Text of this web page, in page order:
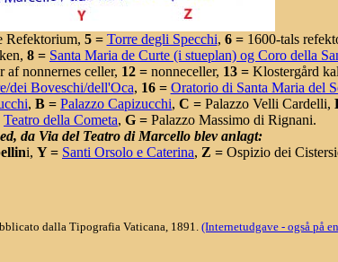
Refektorium, 5 = Torre degli Specchi, 6 =1600-tals
8 = Santa Maria de Curte (i stueplan) og Coro della
af nonnernes celler, 12 = nonneceller, 13 = Klostergård
dei Boveschi/dell'Oca, 16 = Oratorio di Santa Maria del
, B = Palazzo Capizucchi, C = Palazzo Velli Cardelli,
Teatro della Cometa, G = Palazzo Massimo di Rignani.
da Via del Teatro di Marcello blev anlagt:
i, Y = Santi Orsolo e Caterina, Z = Ospizio dei
dalla Tipografia Vaticana, 1891. (Internetudgave - også på